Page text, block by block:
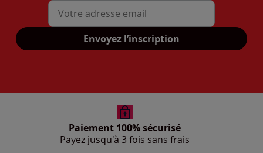
Mon adresse mail
Envoyez l’inscription
Paiement 100% sécurisé
Payez jusqu'à 3 fois sans frais